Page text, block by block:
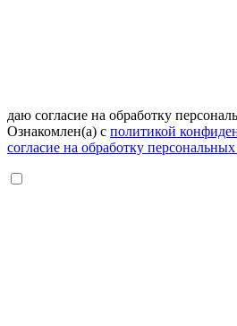
даю согласие на обработку
Ознакомлен(а) с политикой
согласие на обработку